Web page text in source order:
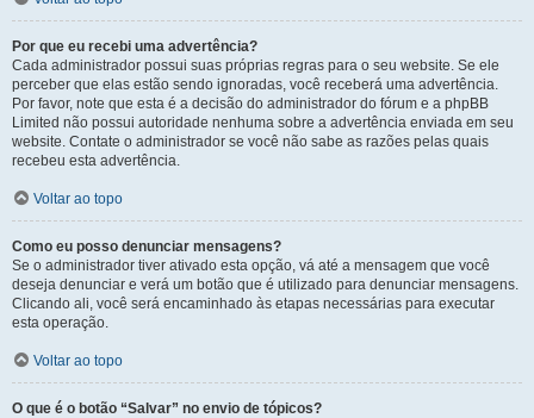
Por que eu recebi uma advertência?
Cada administrador possui suas próprias regras para o seu website. Se ele
perceber que elas estão sendo ignoradas, você receberá uma advertência.
Por favor, note que esta é a decisão do administrador do fórum e a phpBB
Limited não possui autoridade nenhuma sobre a advertência enviada em seu
website. Contate o administrador se você não sabe as razões pelas quais
recebeu esta advertência.
Voltar ao topo
Como eu posso denunciar mensagens?
Se o administrador tiver ativado esta opção, vá até a mensagem que você
deseja denunciar e verá um botão que é utilizado para denunciar mensagens.
Clicando ali, você será encaminhado às etapas necessárias para executar
esta operação.
Voltar ao topo
O que é o botão “Salvar” no envio de tópicos?